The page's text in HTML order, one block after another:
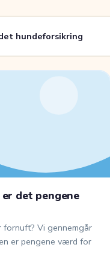
hundeforsikring
det pengene
fornuft? Vi gennemgår
er pengene værd for